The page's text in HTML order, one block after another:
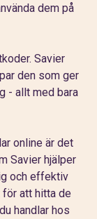
dem på
Savier
den som ger
- allt med bara
online är det
Savier hjälper
och effektiv
att hitta de
handlar hos